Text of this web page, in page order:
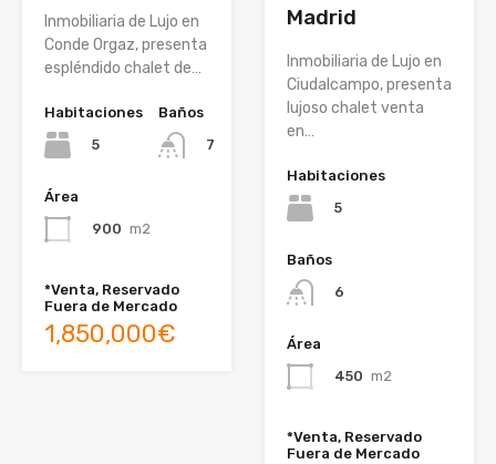
Inmobiliaria de Lujo en
Conde Orgaz, presenta
espléndido chalet de…
Habitaciones
5
Baños
7
Área
900 m2
*Venta, Reservado
Fuera de Mercado
1,850,000€
Madrid
Inmobiliaria de Lujo en
Ciudalcampo, presenta
lujoso chalet venta
en…
Habitaciones
5
Baños
6
Área
450 m2
*Venta, Reservado
Fuera de Mercado